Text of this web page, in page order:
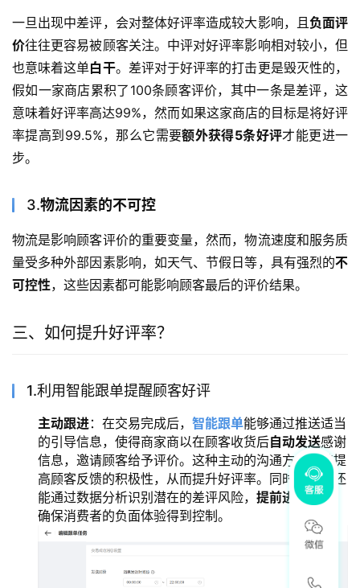
一旦出现中差评，会对整体好评率造成较大影响，且负面评
价往往更容易被顾客关注。中评对好评率影响相对较小，但
也意味着这单白干。差评对于好评率的打击更是毁灭性的，
假如一家商店累积了100条顾客评价，其中一条是差评，这
意味着好评率高达99%，然而如果这家商店的目标是将好评
率提高到99.5%，那么它需要额外获得5条好评才能更进一
步。
3.物流因素的不可控
物流是影响顾客评价的重要变量，然而，物流速度和服务质
量受多种外部因素影响，如天气、节假日等，具有强烈的不
可控性，这些因素都可能影响顾客最后的评价结果。
三、如何提升好评率？
1.利用智能跟单提醒顾客好评
主动跟进：在交易完成后， 智能跟单能够通过推送适当
的引导信息，使得商家商以在顾客收货后自动发送感谢
信息，邀请顾客给予评价。这种主动的沟通方式能够提
高顾客反馈的积极性，从而提升好评率。同时，系统还
能通过数据分析识别潜在的差评风险， 提前进行干预
确保消费者的负面体验得到控制。